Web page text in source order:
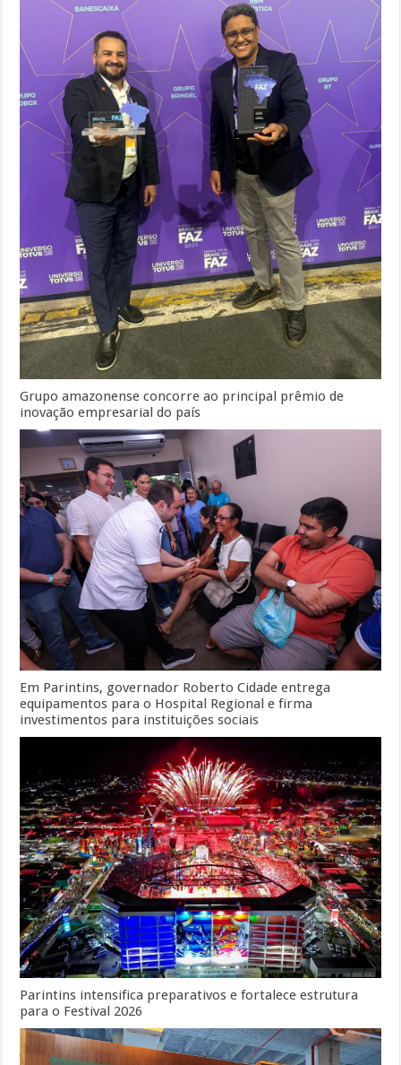
Grupo amazonense concorre ao principal prêmio de
inovação empresarial do país
Em Parintins, governador Roberto Cidade entrega
equipamentos para o Hospital Regional e firma
investimentos para instituições sociais
Parintins intensifica preparativos e fortalece estrutura
para o Festival 2026